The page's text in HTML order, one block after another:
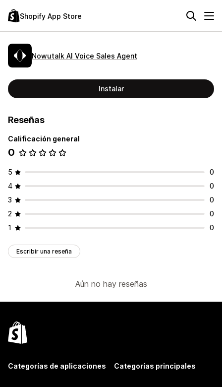
Shopify App Store
Nowutalk AI Voice Sales Agent
Instalar
Reseñas
Calificación general
0
5
0
4
0
3
0
2
0
1
0
Escribir una reseña
Aún no hay reseñas
Categorías de aplicaciones Categorías principales